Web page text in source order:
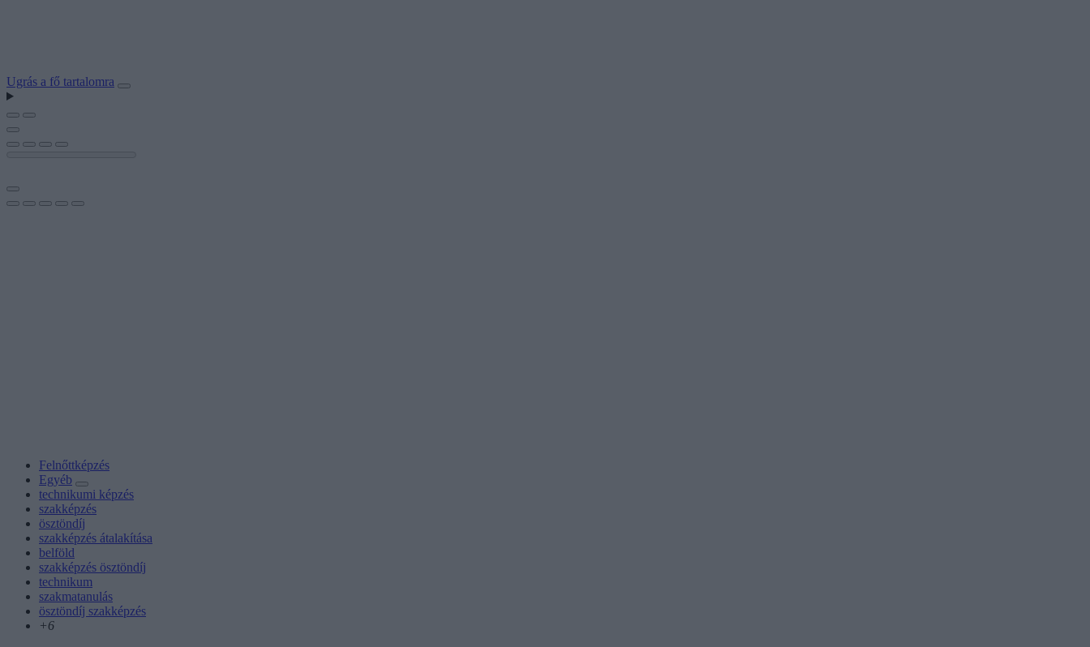
Ugrás a fő tartalomra
Felnőttképzés
Egyéb
technikumi képzés
szakképzés
ösztöndíj
szakképzés átalakítása
belföld
szakképzés ösztöndíj
technikum
szakmatanulás
ösztöndíj szakképzés
+6